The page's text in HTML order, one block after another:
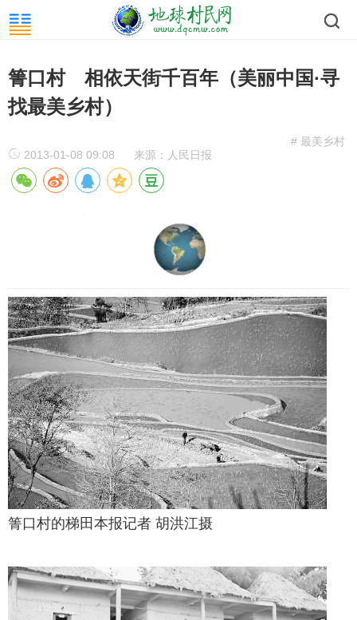
箐口村 相依天街千百年（美丽中国·寻
找最美乡村）
# 最美乡村
2013-01-08 09:08
来源：人民日报
箐口村的梯田本报记者 胡洪江摄